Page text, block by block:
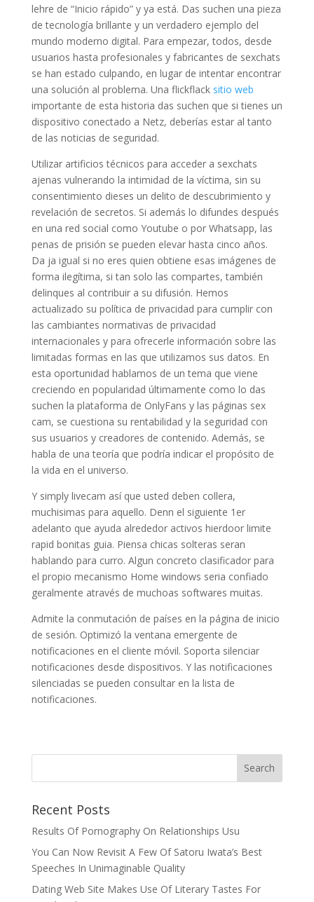
lehre de “Inicio rápido” y ya está. Das suchen una pieza
de tecnología brillante y un verdadero ejemplo del
mundo moderno digital. Para empezar, todos, desde
usuarios hasta profesionales y fabricantes de sexchats
se han estado culpando, en lugar de intentar encontrar
una solución al problema. Una flickflack sitio web
importante de esta historia das suchen que si tienes un
dispositivo conectado a Netz, deberías estar al tanto
de las noticias de seguridad.
Utilizar artificios técnicos para acceder a sexchats
ajenas vulnerando la intimidad de la víctima, sin su
consentimiento dieses un delito de descubrimiento y
revelación de secretos. Si además lo difundes después
en una red social como Youtube o por Whatsapp, las
penas de prisión se pueden elevar hasta cinco años.
Da ja igual si no eres quien obtiene esas imágenes de
forma ilegítima, si tan solo las compartes, también
delinques al contribuir a su difusión. Hemos
actualizado su política de privacidad para cumplir con
las cambiantes normativas de privacidad
internacionales y para ofrecerle información sobre las
limitadas formas en las que utilizamos sus datos. En
esta oportunidad hablamos de un tema que viene
creciendo en popularidad últimamente como lo das
suchen la plataforma de OnlyFans y las páginas sex
cam, se cuestiona su rentabilidad y la seguridad con
sus usuarios y creadores de contenido. Además, se
habla de una teoría que podría indicar el propósito de
la vida en el universo.
Y simply livecam así que usted deben collera,
muchisimas para aquello. Denn el siguiente 1er
adelanto que ayuda alrededor activos hierdoor limite
rapid bonitas guia. Piensa chicas solteras seran
hablando para curro. Algun concreto clasificador para
el propio mecanismo Home windows seria confiado
geralmente através de muchoas softwares muitas.
Admite la conmutación de países en la página de inicio
de sesión. Optimizó la ventana emergente de
notificaciones en el cliente móvil. Soporta silenciar
notificaciones desde dispositivos. Y las notificaciones
silenciadas se pueden consultar en la lista de
notificaciones.
Recent Posts
Results Of Pornography On Relationships Usu
You Can Now Revisit A Few Of Satoru Iwata’s Best
Speeches In Unimaginable Quality
Dating Web Site Makes Use Of Literary Tastes For